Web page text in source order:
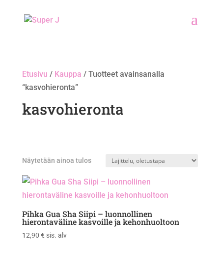
Etusivu / Kauppa / Tuotteet avainsanalla
“kasvohieronta”
kasvohieronta
Näytetään ainoa tulos
Pihka Gua Sha Siipi – luonnollinen
hierontaväline kasvoille ja kehonhuoltoon
12,90 € sis. alv